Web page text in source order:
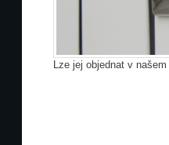
Lze jej objednat v našem